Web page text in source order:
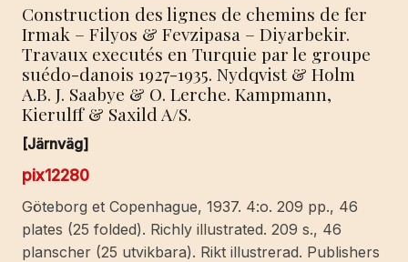
Construction des lignes de chemins de fer
Irmak – Filyos & Fevzipasa – Diyarbekir.
Travaux executés en Turquie par le groupe
suédo-danois 1927-1935. Nydqvist & Holm
A.B. J. Saabye & O. Lerche. Kampmann,
Kierulff & Saxild A/S.
[Järnväg]
pix12280
Göteborg et Copenhague, 1937. 4:o. 209 pp., 46
plates (25 folded). Richly illustrated. 209 s., 46
planscher (25 utvikbara). Rikt illustrerad. Publishers